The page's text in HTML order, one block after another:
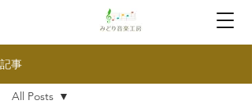
記事
All Posts